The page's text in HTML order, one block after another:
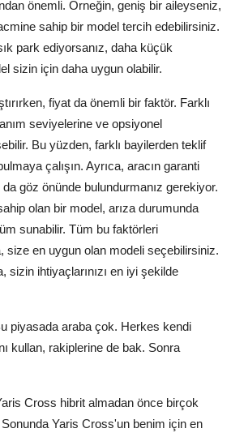
önemli. Örneğin, geniş bir aileyseniz,
sahip bir model tercih edebilirsiniz.
park ediyorsanız, daha küçük
sizin için daha uygun olabilir.
fiyat da önemli bir faktör. Farklı
seviyelerine ve opsiyonel
Bu yüzden, farklı bayilerden teklif
çalışın. Ayrıca, aracın garanti
göz önünde bulundurmanız gerekiyor.
olan bir model, arıza durumunda
sunabilir. Tüm bu faktörleri
size en uygun olan modeli seçebilirsiniz.
sizin ihtiyaçlarınızı en iyi şekilde
piyasada araba çok. Herkes kendi
kullan, rakiplerine de bak. Sonra
Cross hibrit almadan önce birçok
Yaris Cross'un benim için en